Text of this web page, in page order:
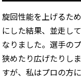
旋回性能を上げるた
にした結果、並走し
なりました。選手の
狭めたり広げたりし
すが、私はプロの方